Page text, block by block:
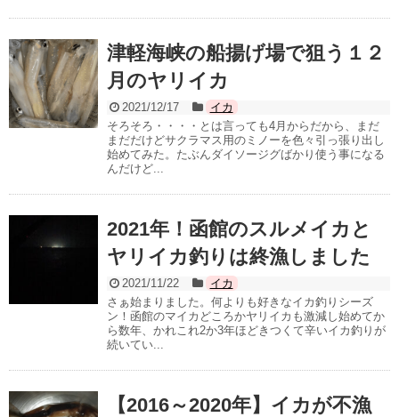
津軽海峡の船揚げ場で狙う１２
月のヤリイカ
2021/12/17
イカ
そろそろ・・・・とは言っても4月からだから、まだ
まだだけどサクラマス用のミノーを色々引っ張り出し
始めてみた。たぶんダイソージグばかり使う事になる
んだけど...
2021年！函館のスルメイカと
ヤリイカ釣りは終漁しました
2021/11/22
イカ
さぁ始まりました。何よりも好きなイカ釣りシーズ
ン！函館のマイカどころかヤリイカも激減し始めてか
ら数年、かれこれ2か3年ほどきつくて辛いイカ釣りが
続いてい...
【2016～2020年】イカが不漁